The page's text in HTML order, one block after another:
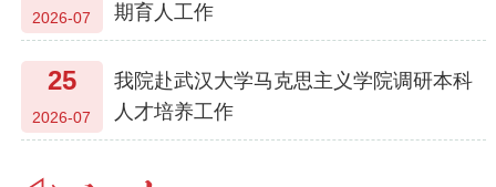
2026-07
期育人工作
25
2026-07
我院赴武汉大学马克思主义学院调研本科
人才培养工作